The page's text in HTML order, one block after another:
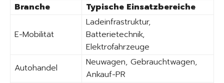
Branche Typische Einsatzbereiche
E-Mobilität
Ladeinfrastruktur,
Batterietechnik,
Elektrofahrzeuge
Autohandel
Neuwagen, Gebrauchtwagen,
Ankauf-PR